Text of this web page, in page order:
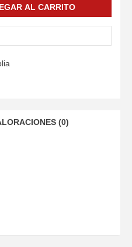
AL CARRITO
(0)